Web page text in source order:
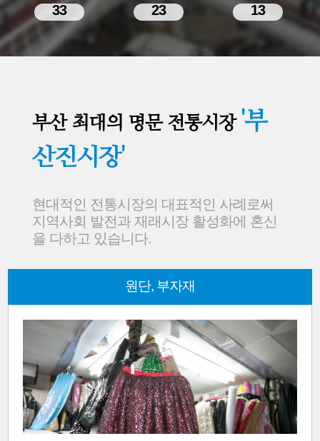
33 23 13
부산 최대의 명문 전통시장 '부
산진시장'
현대적인 전통시장의 대표적인 사례로써
지역사회 발전과 재래시장 활성화에 혼신
을 다하고 있습니다.
원단, 부자재